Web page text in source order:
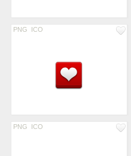
PNG ICO
PNG ICO